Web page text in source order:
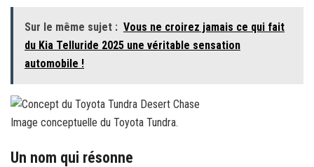
Sur le même sujet : Vous ne croirez jamais ce qui fait
du Kia Telluride 2025 une véritable sensation
automobile !
Image conceptuelle du Toyota Tundra.
Un nom qui résonne